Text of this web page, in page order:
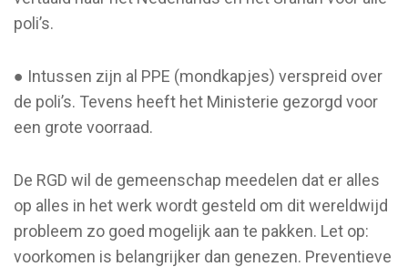
poli’s.
● Intussen zijn al PPE (mondkapjes) verspreid over
de poli’s. Tevens heeft het Ministerie gezorgd voor
een grote voorraad.
De RGD wil de gemeenschap meedelen dat er alles
op alles in het werk wordt gesteld om dit wereldwijd
probleem zo goed mogelijk aan te pakken. Let op:
voorkomen is belangrijker dan genezen. Preventieve